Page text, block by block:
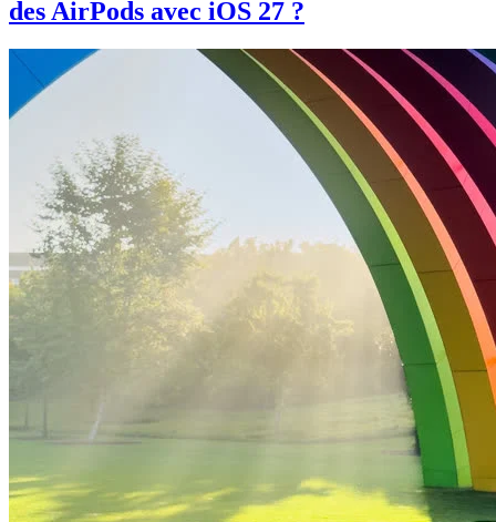
des AirPods avec iOS 27 ?